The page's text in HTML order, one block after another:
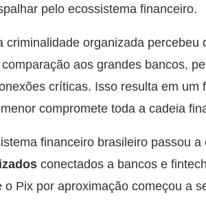
pelo ecossistema financeiro.
criminalidade organizada percebeu
aos grandes bancos,
críticas. Isso resulta em um
compromete toda a cadeia
financeiro brasileiro passou
conectados a bancos e
o Pix por aproximação começou a